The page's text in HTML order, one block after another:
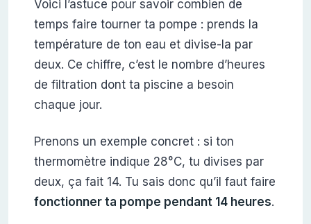
Voici l’astuce pour savoir combien de
temps faire tourner ta pompe : prends la
température de ton eau et divise-la par
deux. Ce chiffre, c’est le nombre d’heures
de filtration dont ta piscine a besoin
chaque jour.
Prenons un exemple concret : si ton
thermomètre indique 28°C, tu divises par
deux, ça fait 14. Tu sais donc qu’il faut faire
fonctionner ta pompe pendant 14 heures.